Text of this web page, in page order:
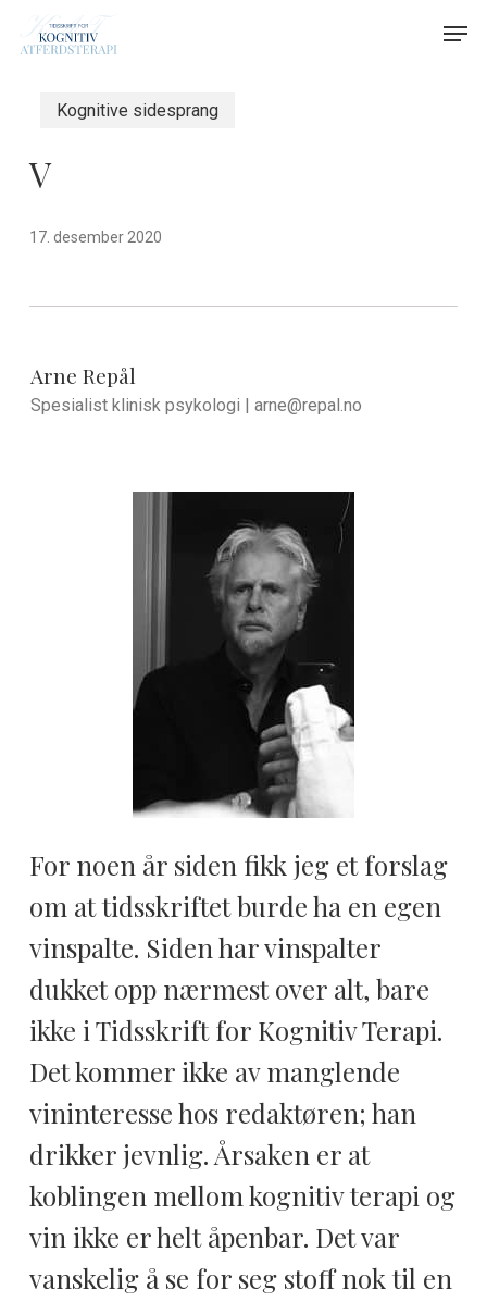
Kognitive sidesprang
V
17. desember 2020
Arne Repål
Spesialist klinisk psykologi | arne@repal.no
For noen år siden fikk jeg et forslag
om at tidsskriftet burde ha en egen
vinspalte. Siden har vinspalter
dukket opp nærmest over alt, bare
ikke i Tidsskrift for Kognitiv Terapi.
Det kommer ikke av manglende
vininteresse hos redaktøren; han
drikker jevnlig. Årsaken er at
koblingen mellom kognitiv terapi og
vin ikke er helt åpenbar. Det var
vanskelig å se for seg stoff nok til en